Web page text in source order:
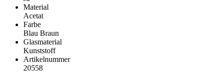
Material
Acetat
Farbe
Blau Braun
Glasmaterial
Kunststoff
Artikelnummer
20558